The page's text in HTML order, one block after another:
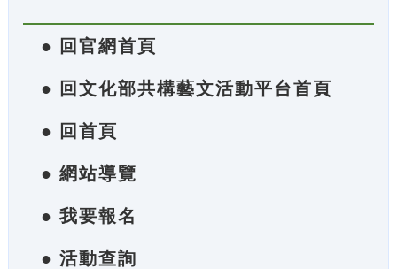
● 回官網首頁
● 回文化部共構藝文活動平台首頁
● 回首頁
● 網站導覽
● 我要報名
● 活動查詢